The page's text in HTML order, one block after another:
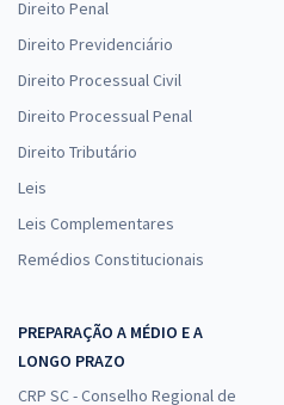
Direito Penal
Direito Previdenciário
Direito Processual Civil
Direito Processual Penal
Direito Tributário
Leis
Leis Complementares
Remédios Constitucionais
PREPARAÇÃO A MÉDIO E A
LONGO PRAZO
CRP SC - Conselho Regional de